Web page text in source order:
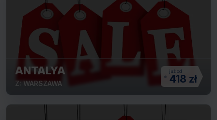
ANTALYA
Z: WARSZAWA 418 zł